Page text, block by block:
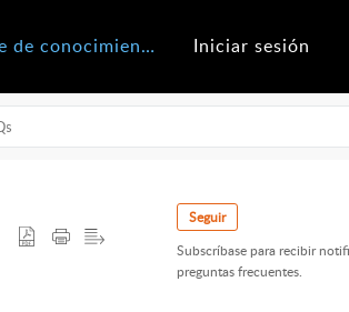
Base de conocimientos Iniciar sesión
Seguir
Subscríbase para recibir
preguntas frecuentes.